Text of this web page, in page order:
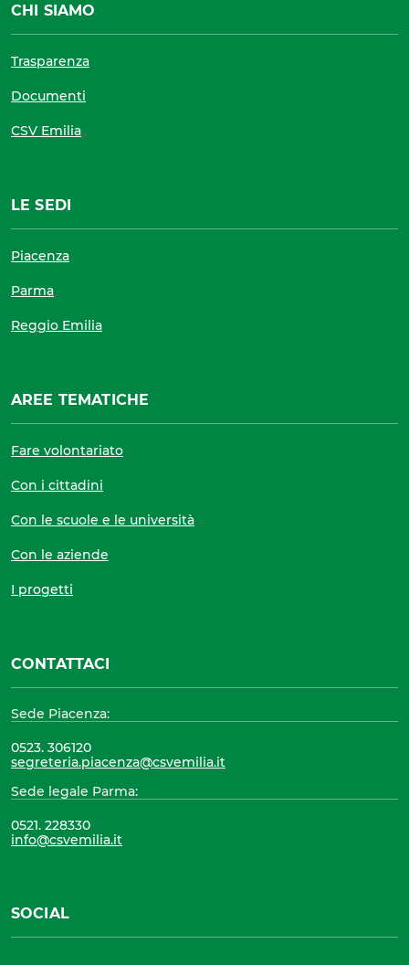
CHI SIAMO
Trasparenza
Documenti
CSV Emilia
LE SEDI
Piacenza
Parma
Reggio Emilia
AREE TEMATICHE
Fare volontariato
Con i cittadini
Con le scuole e le università
Con le aziende
I progetti
CONTATTACI
Sede Piacenza:
0523. 306120
segreteria.piacenza@csvemilia.it
Sede legale Parma:
0521. 228330
info@csvemilia.it
SOCIAL